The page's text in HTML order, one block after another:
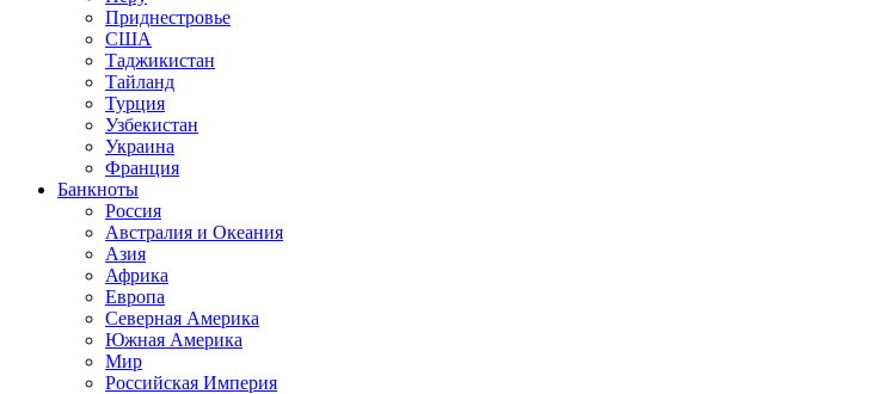
Приднестровье
США
Таджикистан
Тайланд
Турция
Узбекистан
Украина
Франция
Банкноты
Россия
Австралия и Океания
Азия
Африка
Европа
Северная Америка
Южная Америка
Мир
Российская Империя